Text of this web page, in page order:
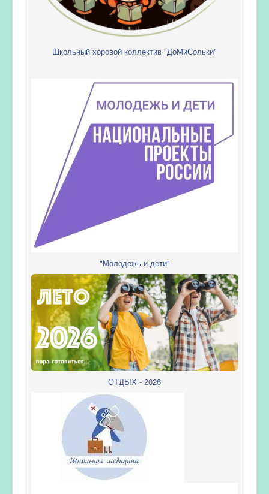
Школьный хоровой коллектив "ДоМиСольки"
"Молодежь и дети"
ОТДЫХ - 2026